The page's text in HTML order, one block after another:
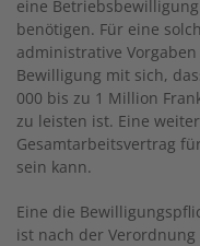
eine
benötigen. Für eine
administrative
Bewilligung mit sich,
000 bis zu 1 Million
zu leisten ist. Eine
Gesamtarbeitsvertrag
sein kann.
Eine die
ist nach der Verordnung